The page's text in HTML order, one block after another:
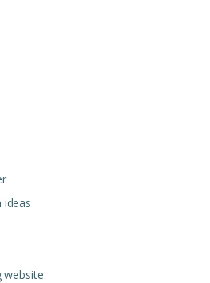
ideas
website